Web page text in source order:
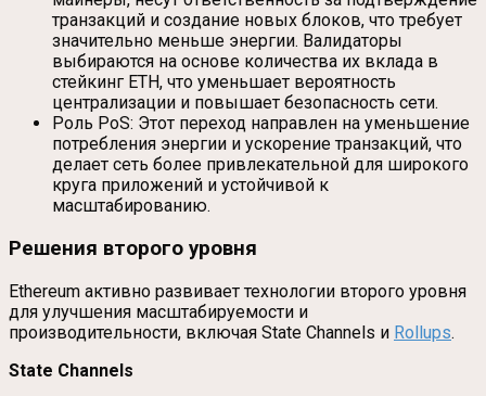
транзакций и создание новых блоков, что требует
значительно меньше энергии. Валидаторы
выбираются на основе количества их вклада в
стейкинг ETH, что уменьшает вероятность
централизации и повышает безопасность сети.
Роль PoS: Этот переход направлен на уменьшение
потребления энергии и ускорение транзакций, что
делает сеть более привлекательной для широкого
круга приложений и устойчивой к
масштабированию.
Решения второго уровня
Ethereum активно развивает технологии второго уровня
для улучшения масштабируемости и
производительности, включая State Channels и Rollups.
State Channels